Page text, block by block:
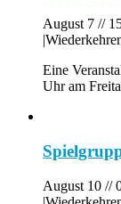
August 7 //
|
Eine
Uhr am
August 10 //